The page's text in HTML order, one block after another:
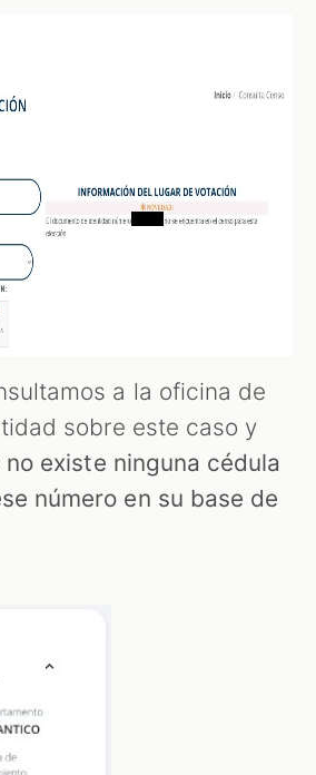
a la oficina de
sobre este caso y
no existe ninguna cédula
número en su base de